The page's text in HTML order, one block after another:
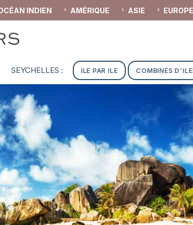
INDIEN AMÉRIQUE ASIE EUROPE
SEYCHELLES : ILE PAR ILE COMBINÉS